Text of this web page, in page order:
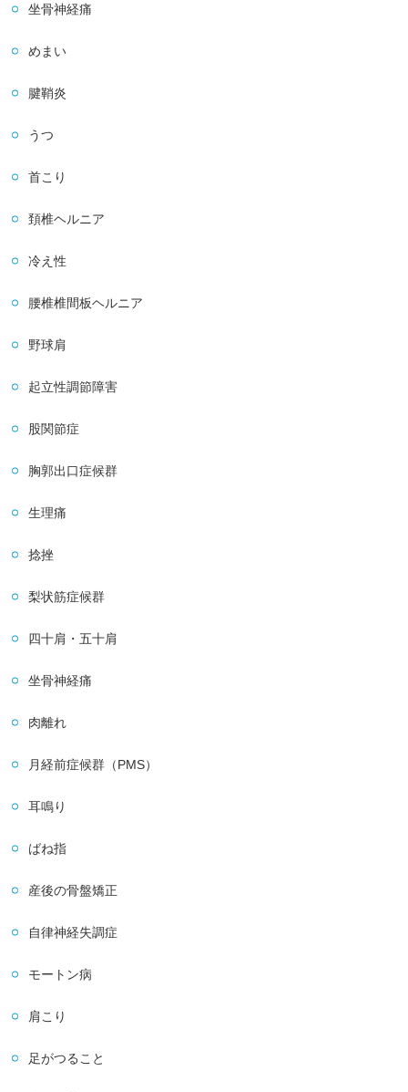
坐骨神経痛
めまい
腱鞘炎
うつ
首こり
頚椎ヘルニア
冷え性
腰椎椎間板ヘルニア
野球肩
起立性調節障害
股関節症
胸郭出口症候群
生理痛
捻挫
梨状筋症候群
四十肩・五十肩
坐骨神経痛
肉離れ
月経前症候群（PMS）
耳鳴り
ばね指
産後の骨盤矯正
自律神経失調症
モートン病
肩こり
足がつること